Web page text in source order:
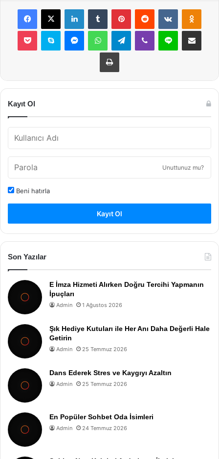
Facebook
X LinkedInTumblr PinterestReddit VKontakte
Pocket Skype MessengerWhatsAppTelegramViber Line E-Posta ile
Yazdır
Kayıt Ol
Unuttunuz mu?
Beni hatırla
Kayıt Ol
Son Yazılar
E İmza Hizmeti Alırken Doğru Tercihi Yapmanın
İpuçları
Admin 1 Ağustos 2026
Şık Hediye Kutuları ile Her Anı Daha Değerli Hale
Getirin
Admin 25 Temmuz 2026
Dans Ederek Stres ve Kaygıyı Azaltın
Admin 25 Temmuz 2026
En Popüler Sohbet Oda İsimleri
Admin 24 Temmuz 2026